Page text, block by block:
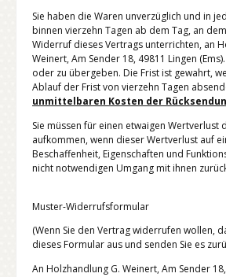
Sie haben die Waren unverzüglich und in
binnen vierzehn Tagen ab dem Tag, an
Widerruf dieses Vertrags unterrichten, an
Weinert, Am Sender 18, 49811 Lingen
oder zu übergeben. Die Frist ist gewahrt,
Ablauf der Frist von vierzehn Tagen
unmittelbaren Kosten der
Sie müssen für einen etwaigen Wertverlust
aufkommen, wenn dieser Wertverlust auf
Beschaffenheit, Eigenschaften und
nicht notwendigen Umgang mit ihnen
Muster-Widerrufsformular
(Wenn Sie den Vertrag widerrufen wollen,
dieses Formular aus und senden Sie es
An Holzhandlung G. Weinert, Am Sender